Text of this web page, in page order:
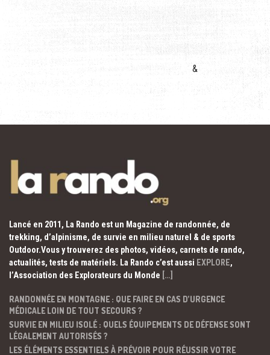
&
Lancé en 2011, La Rando est un Magazine de randonnée, de
trekking, d’alpinisme, de survie en milieu naturel & de sports
Outdoor.Vous y trouverez des photos, vidéos, carnets de rando,
actualités, tests de matériels. La Rando c’est aussi EXPLORE,
l’Association des Explorateurs du Monde […]
RANDONNÉE EN MONTAGNE : QUE FAIRE EN CAS D’URGENCE
MÉDICALE LOIN DE TOUT SECOURS ?
SURVIE EN MILIEU ISOLÉ : QUELS ÉQUIPEMENTS DE DÉFENSE SONT
LÉGALEMENT AUTORISÉS ?
LES ÉLÉMENTS ESSENTIELS À PRÉVOIR POUR RÉUSSIR VOTRE